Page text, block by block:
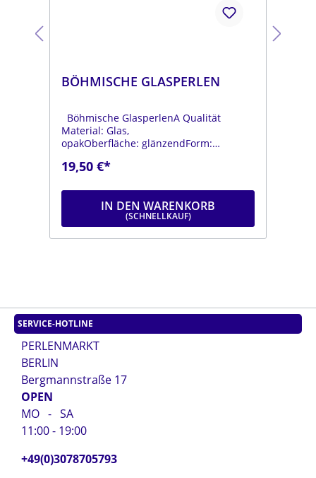
BÖHMISCHE GLASPERLEN
Böhmische GlasperlenA Qualität
Material: Glas,
opakOberfläche: glänzendForm:
moosgrünDurchmesser: ca. 6 mmLänge:
19,50 €*
IN DEN WARENKORB
SERVICE-HOTLINE
PERLENMARKT
BERLIN
Bergmannstraße 17
OPEN
MO - SA
11:00 - 19:00
+49(0)3078705793